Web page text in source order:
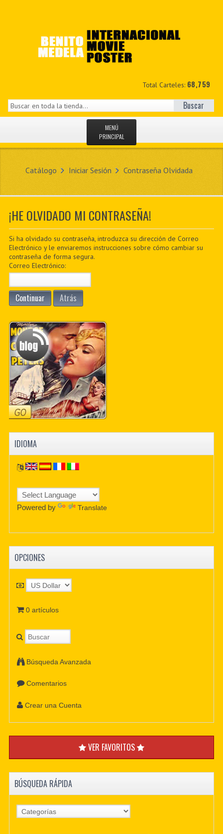
Total Carteles: 68,759
Buscar
MENÚ
PRINCIPAL
MIS DATOS
CONTACTO
PDF BOOKS
CUSTOM PDF
Catálogo Iniciar Sesión Contraseña Olvidada
¡HE OLVIDADO MI CONTRASEÑA!
Si ha olvidado su contraseña, introduzca su dirección de Correo
Electrónico y le enviaremos instrucciones sobre cómo cambiar su
contraseña de forma segura.
Correo Electrónico:
Continuar Atrás
IDIOMA
Powered by Translate
OPCIONES
0 artículos
Búsqueda Avanzada
Comentarios
Crear una Cuenta
VER FAVORITOS
BÚSQUEDA RÁPIDA